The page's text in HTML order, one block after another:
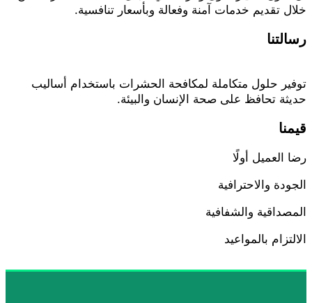
تقديم خدمات آمنة وفعالة وبأسعار تنافسية.
حلول متكاملة لمكافحة الحشرات باستخدام أساليب
تحافظ على صحة الإنسان والبيئة.
العميل أولًا
والاحترافية
والشفافية
بالمواعيد